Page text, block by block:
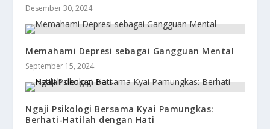
Desember 30, 2024
Memahami Depresi sebagai Gangguan Mental
September 15, 2024
Ngaji Psikologi Bersama Kyai Pamungkas:
Berhati-Hatilah dengan Hati